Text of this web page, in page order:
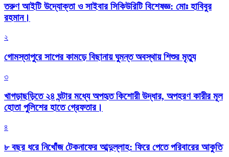
তরুণ আইটি উদ্যোক্তা ও সাইবার সিকিউরিটি বিশেষজ্ঞ: মোঃ হাবিবুর
রহমান।
২
গোমস্তাপুরে সাপের কামড়ে বিছানায় ঘুমন্ত অবস্থায় শিশুর মৃত্যু
৩
খাগড়াছড়িতে ২৪ ঘন্টার মধ্যে অপহৃত কিশোরী উদ্ধার, অপহরণ কারীর মূল
হোতা পুলিশের হাতে গ্রেফতার।
৪
৮ বছর ধরে নিখোঁজ টেকনাফের আব্দুল্লাহ: ফিরে পেতে পরিবারের আকুতি